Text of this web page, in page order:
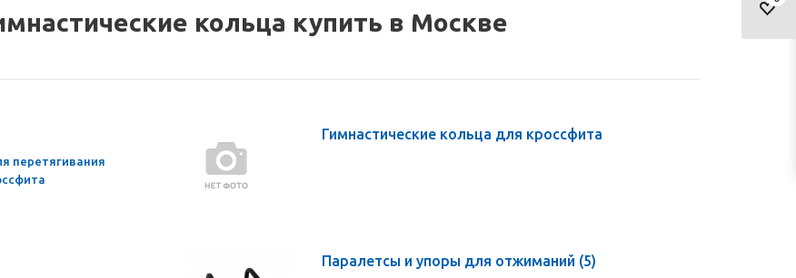
кольца купить в Москве
перетягивания
Гимнастические кольца для кроссфита
Паралетсы и упоры для отжиманий (5)